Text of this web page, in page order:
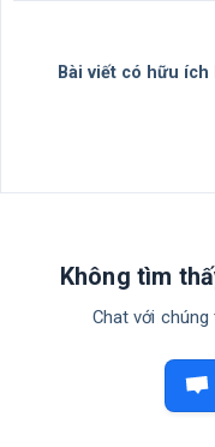
Bài viết có hữu ích
Không tìm
Chat với